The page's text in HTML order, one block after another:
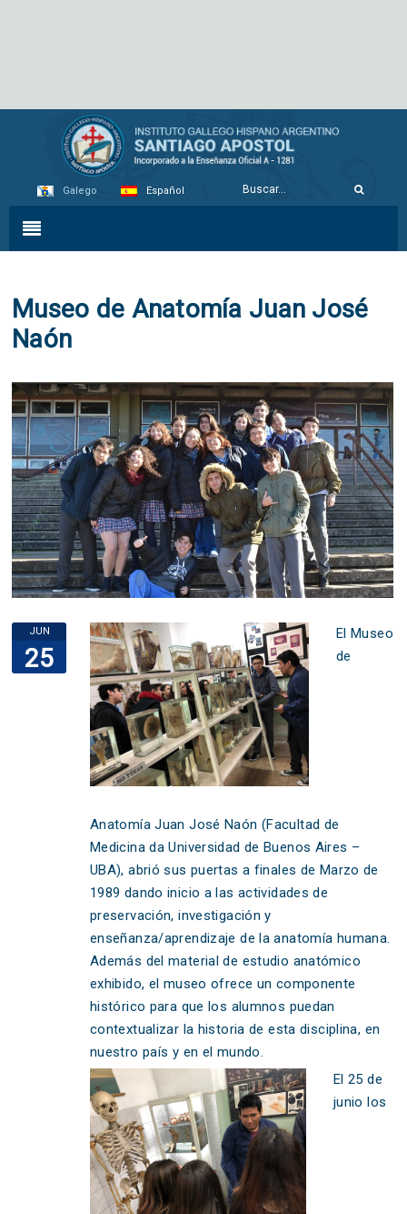
Galego Español
Museo de Anatomía Juan José
Naón
JUN
25
El Museo
de
Anatomía Juan José Naón (Facultad de
Medicina da Universidad de Buenos Aires –
UBA), abrió sus puertas a finales de Marzo de
1989 dando inicio a las actividades de
preservación, investigación y
enseñanza/aprendizaje de la anatomía humana.
Además del material de estudio anatómico
exhibido, el museo ofrece un componente
histórico para que los alumnos puedan
contextualizar la historia de esta disciplina, en
nuestro país y en el mundo.
El 25 de
junio los